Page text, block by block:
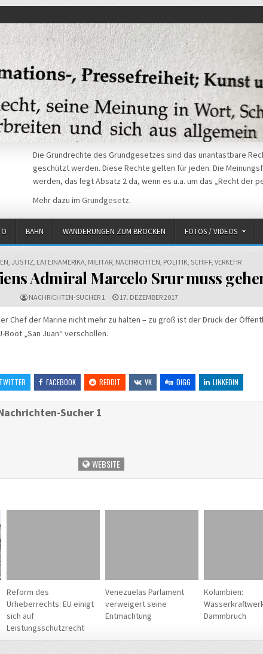
Die Grundrechte des Grundgesetzes sind das unantastbare
geschützt werden. Diese Rechte gelten für jeden. Die
werden, das legt Absatz 2 da, wenn es u.a. um das „Recht der
Mehr dazu im Grundgesetz.
BAHN WANDERUNGEN ZUM BROCKEN FOTOS / VIDEOS
JUSTIZ, LATEINAMERIKA MILITÄR, NACHRICHTEN POLITIK SCHIFF, VERKEHR
Admiral Marcelo Srur muss
NACHRICHTEN-SUCHER 1 17. DEZEMBER 2017
Chef der Marine nicht mehr zu halten – zu groß ist der Druck der
„San Juan“ verschollen.
TWITTER FACEBOOK REDDIT VK DIGG LINKEDIN
Sucher 1
WEBSITE
Reform des
Urheberrechts: EU einigt
sich auf
Leistungsschutzrecht
Venezuelas Parlament
verweigert seine
Entmachtung
Kolumbien:
Dammbruch